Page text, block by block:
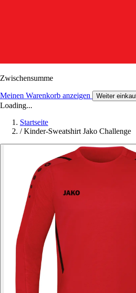
Zwischensumme
Meinen Warenkorb anzeigen Weiter
Loading...
Startseite
/ Kinder-Sweatshirt Jako Challenge